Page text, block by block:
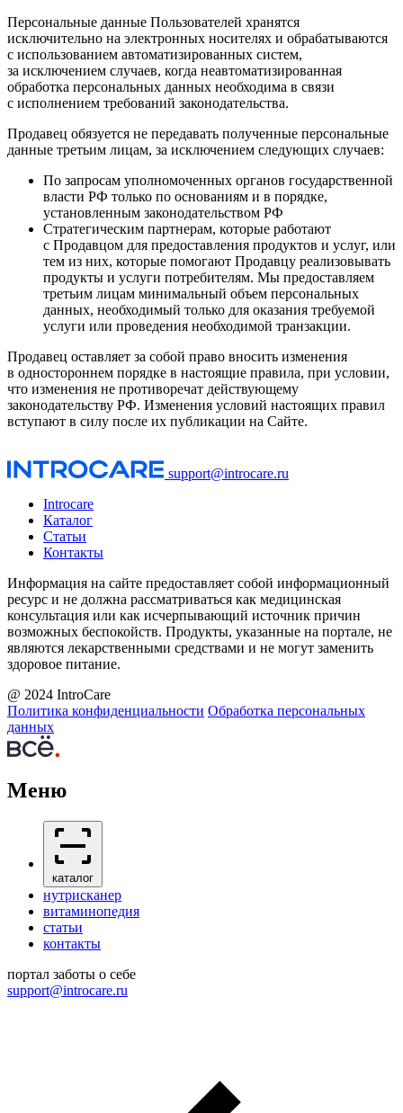
Персональные данные Пользователей хранятся
исключительно на электронных носителях и обрабатываются
с использованием автоматизированных систем,
за исключением случаев, когда неавтоматизированная
обработка персональных данных необходима в связи
с исполнением требований законодательства.
Продавец обязуется не передавать полученные персональные
данные третьим лицам, за исключением следующих случаев:
По запросам уполномоченных органов государственной
власти РФ только по основаниям и в порядке,
установленным законодательством РФ
Стратегическим партнерам, которые работают
с Продавцом для предоставления продуктов и услуг, или
тем из них, которые помогают Продавцу реализовывать
продукты и услуги потребителям. Мы предоставляем
третьим лицам минимальный объем персональных
данных, необходимый только для оказания требуемой
услуги или проведения необходимой транзакции.
Продавец оставляет за собой право вносить изменения
в одностороннем порядке в настоящие правила, при условии,
что изменения не противоречат действующему
законодательству РФ. Изменения условий настоящих правил
вступают в силу после их публикации на Сайте.
support@introcare.ru
Introcare
Каталог
Статьи
Контакты
Информация на сайте предоставляет собой информационный
ресурс и не должна рассматриваться как медицинская
консультация или как исчерпывающий источник причин
возможных беспокойств. Продукты, указанные на портале, не
являются лекарственными средствами и не могут заменить
здоровое питание.
@ 2024 IntroCare
Политика конфиденциальности Обработка персональных
данных
Меню
каталог
нутрисканер
витаминопедия
статьи
контакты
портал заботы о себе
support@introcare.ru